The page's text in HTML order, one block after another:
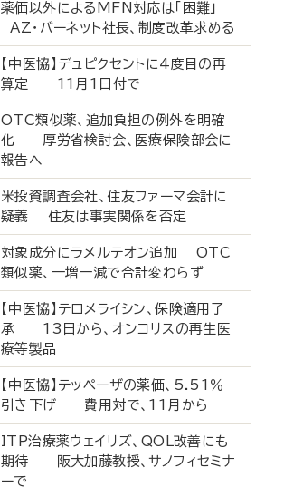
薬価以外によるMFN対応は「困難」
AZ・バーネット社長、制度改革求める
【中医協】デュピクセントに4度目の再
算定 11月1日付で
OTC類似薬、追加負担の例外を明確
化 厚労省検討会、医療保険部会に
報告へ
米投資調査会社、住友ファーマ会計に
疑義 住友は事実関係を否定
対象成分にラメルテオン追加 OTC
類似薬、一増一減で合計変わらず
【中医協】テロメライシン、保険適用了
承 13日から、オンコリスの再生医
療等製品
【中医協】テッペーザの薬価、5.51％
引き下げ 費用対で、11月から
ITP治療薬ウェイリズ、QOL改善にも
期待 阪大加藤教授、サノフィセミナ
ーで